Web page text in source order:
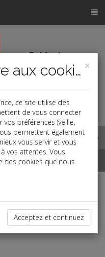
×
Politique relative aux cookies
ce site utilise des
de vous connecter
préférences (veille,
permettent également
vous servir et vous
vos attentes. Vous
des cookies que nous
Acceptez et continuez